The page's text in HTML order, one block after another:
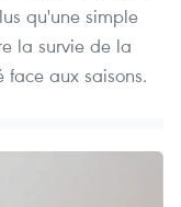
qu'une simple
la survie de la
face aux saisons.